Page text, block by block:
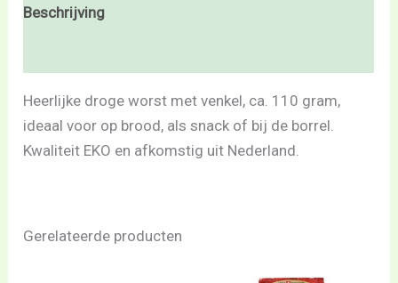
Beschrijving
Heerlijke droge worst met venkel, ca. 110 gram,
ideaal voor op brood, als snack of bij de borrel.
Kwaliteit EKO en afkomstig uit Nederland.
Gerelateerde producten